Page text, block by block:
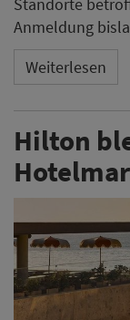
Anmeldung
Weiterlesen
Hilton